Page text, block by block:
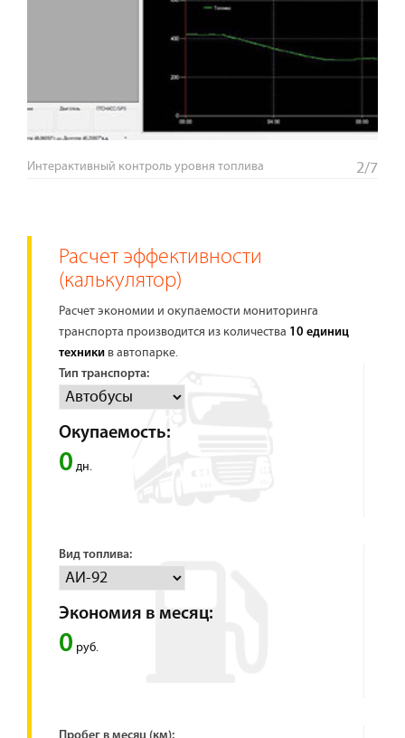
Интерактивный контроль уровня топлива 2/7
Расчет эффективности
(калькулятор)
Расчет экономии и окупаемости мониторинга
транспорта производится из количества 10 единиц
техники в автопарке.
Тип транспорта:
Окупаемость:
0 дн.
Вид топлива:
Экономия в месяц:
0 руб.